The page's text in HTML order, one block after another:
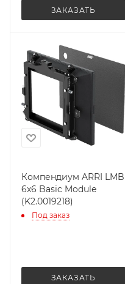
ЗАКАЗАТЬ
Компендиум ARRI LMB
6x6 Basic Module
(K2.0019218)
Под заказ
ЗАКАЗАТЬ